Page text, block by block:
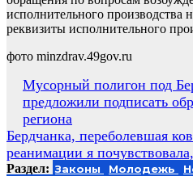
исполнительного производства
реквизиты исполнительного
фото minzdrav.49gov.ru
Навигация
по
записям
Мусорный полигон под
предложили подписать
региона
Бердчанка, переболевшая
реанимации я
Раздел: Законы Молодежь